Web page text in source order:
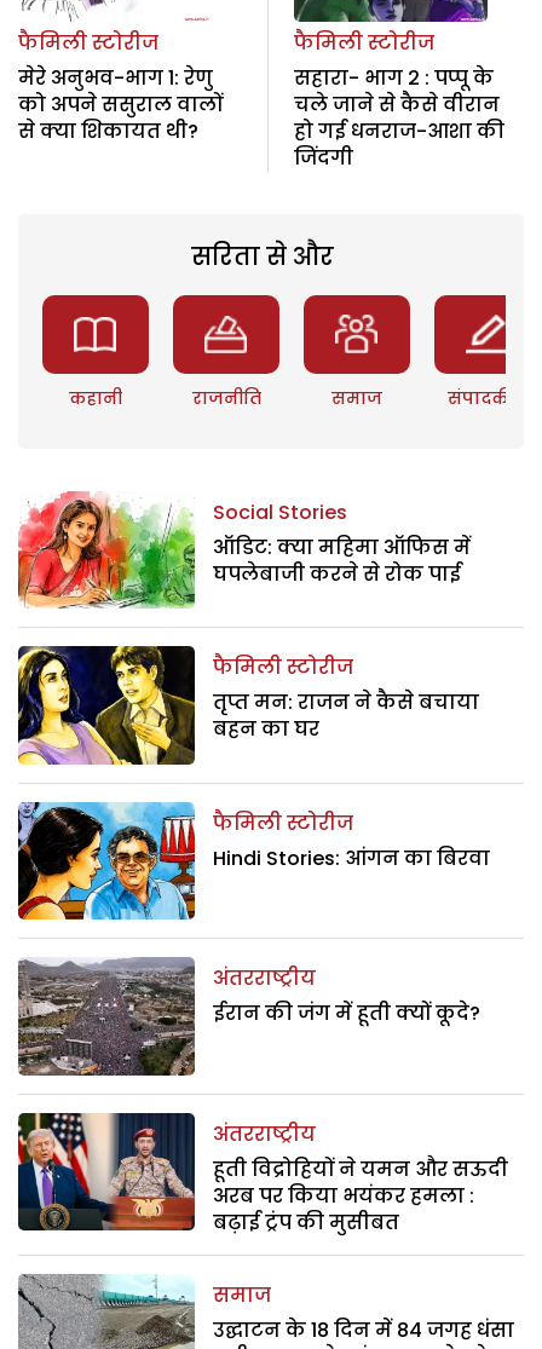
फैमिली स्टोरीज
मेरे अनुभव-भाग 1: रेणु
को अपने ससुराल वालों
से क्या शिकायत थी?
फैमिली स्टोरीज
सहारा- भाग 2 : पप्पू के
चले जाने से कैसे वीरान
हो गई धनराज-आशा की
जिंदगी
सरिता से और
कहानी राजनीति समाज संपादकीय
Social Stories
ऑडिट: क्या महिमा ऑफिस में
घपलेबाजी करने से रोक पाई
फैमिली स्टोरीज
तृप्त मन: राजन ने कैसे बचाया
बहन का घर
फैमिली स्टोरीज
Hindi Stories: आंगन का बिरवा
अंतरराष्ट्रीय
ईरान की जंग में हूती क्यों कूदे?
अंतरराष्ट्रीय
हूती विद्रोहियों ने यमन और सऊदी
अरब पर किया भयंकर हमला :
बढ़ाई ट्रंप की मुसीबत
समाज
उद्घाटन के 18 दिन में 84 जगह धंसा